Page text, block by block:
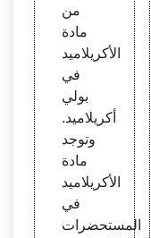
من
مادة
الأكريلاميد
في
بولي
أكريلاميد.
وتوجد
مادة
الأكريلاميد
في
المستحضرات